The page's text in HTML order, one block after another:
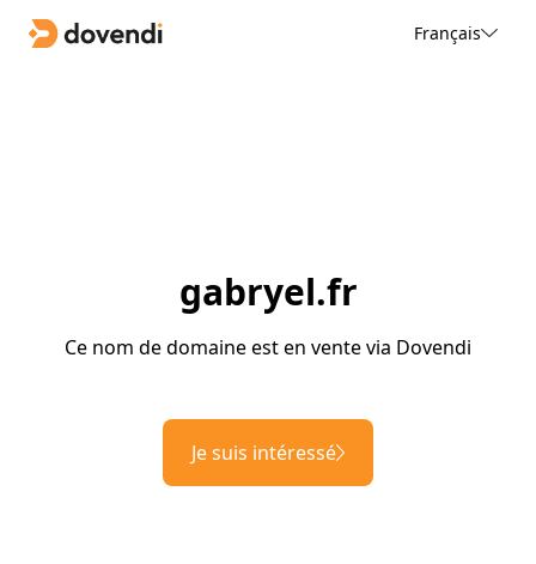
Français
gabryel.fr
Ce nom de domaine est en vente via Dovendi
Je suis intéressé